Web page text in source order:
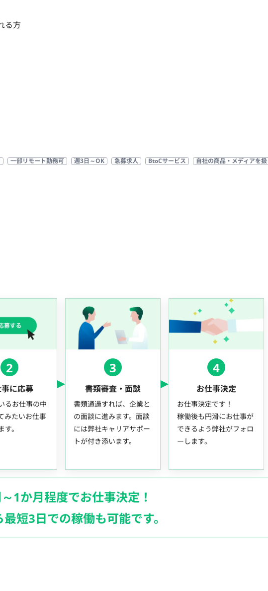
る方
一部リモート勤務可 週3日～OK 急募求人 BtoCサービス
自社の商品・メディアを
2
に応募
るお仕事の中
みたいお仕事
。
3
書類審査・面談
書類通過すれば、企業と
の面談に進みます。面談
には弊社キャリアサポー
トが付き添います。
4
お仕事決定
お仕事決定です！
稼働後も円滑にお仕事が
できるよう弊社がフォロ
ーします。
1か月程度でお仕事決定！
最短3日での稼働も可能です。